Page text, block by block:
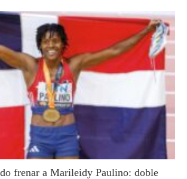
frenar a Marileidy Paulino: doble